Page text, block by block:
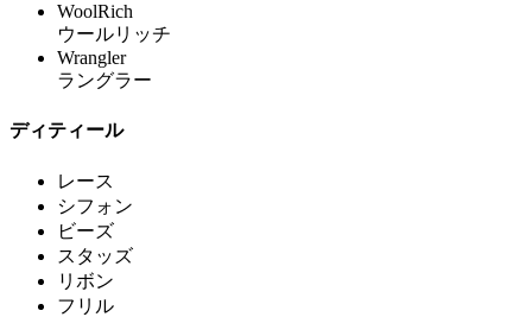
WoolRich
ウールリッチ
Wrangler
ラングラー
ディティール
レース
シフォン
ビーズ
スタッズ
リボン
フリル